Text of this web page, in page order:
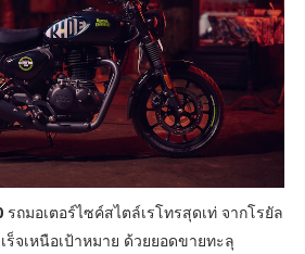
รถมอเตอร์ไซค์สไตล์เรโทรสุดเท่ จากโรยัล
จเหนือเป้าหมาย ด้วยยอดขายทะลุ